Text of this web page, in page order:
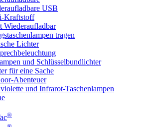
USB
Kraftstoff
Wiederaufladbar
tragen
Lichter
und Schlüsselbundlichter
für eine Sache
Abenteuer
und Infrarot-Taschenlampen
®